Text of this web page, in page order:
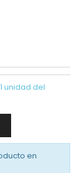
unidad del
en